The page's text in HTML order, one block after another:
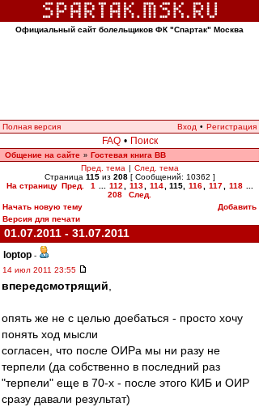
Официальный сайт болельщиков ФК "Спартак" Москва
Полная версия Вход • Регистрация
FAQ • Поиск
Общение на сайте » Гостевая книга ВВ
Пред. тема | След. тема
Страница 115из 208[ Сообщений: 10362 ]
На страницу Пред. 1 112 113 114 115 116 117 118
208
След.
Начать новую тему
Добавить
Версия для печати
01.07.2011 - 31.07.2011
loptop -
14 июл 2011 23:55
впередсмотрящий
опять же не с целью доебаться - просто хочу
понять ход мысли
согласен, что после ОИРа мы ни разу не
терпели (да собственно в последний раз
"терпели" еще в 70-х - после этого КИБ и ОИР
сразу давали результат)